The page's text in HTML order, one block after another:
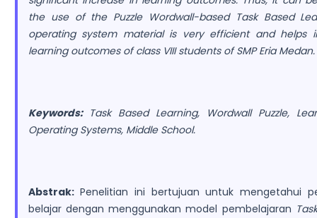
the use of the Puzzle Wordwall-based Task Based
operating system material is very efficient and helps
learning outcomes of class VIII students of SMP Eria Medan.
Keywords: Task Based Learning, Wordwall Puzzle,
Operating Systems, Middle School.
Abstrak: Penelitian ini bertujuan untuk mengetahui
belajar dengan menggunakan model pembelajaran